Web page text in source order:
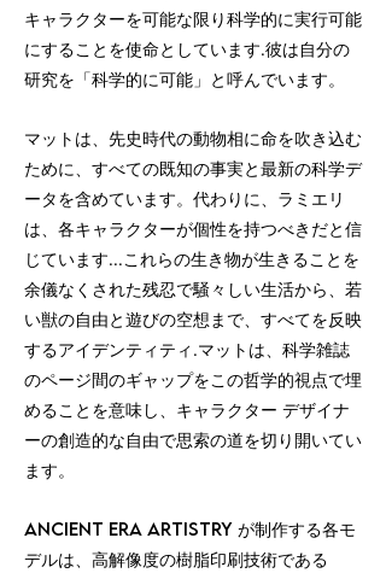
キャラクターを可能な限り科学的に実行可能
にすることを使命としています.彼は自分の
研究を「科学的に可能」と呼んでいます。
マットは、先史時代の動物相に命を吹き込む
ために、すべての既知の事実と最新の科学デ
ータを含めています。代わりに、ラミエリ
は、各キャラクターが個性を持つべきだと信
じています...これらの生き物が生きることを
余儀なくされた残忍で騒々しい生活から、若
い獣の自由と遊びの空想まで、すべてを反映
するアイデンティティ.マットは、科学雑誌
のページ間のギャップをこの哲学的視点で埋
めることを意味し、キャラクター デザイナ
ーの創造的な自由で思索の道を切り開いてい
ます。
Ancient Era Artistry が制作する各モ
デルは、高解像度の樹脂印刷技術である